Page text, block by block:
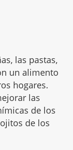
las pastas,
un alimento
hogares.
las
de los
de los